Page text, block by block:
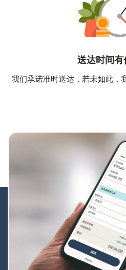
送达时间有
我们承诺准时送达，若未如此，